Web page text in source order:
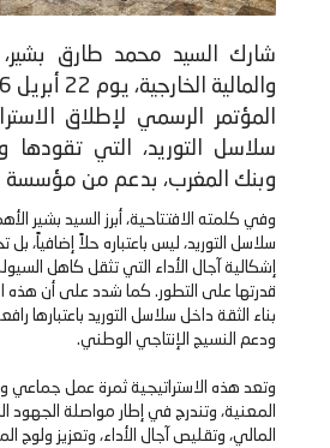
شارك السيد محمد طارق بشير،
المؤتمر الرسمي لإطلاق
سلاسل التوريد، التي تقودها
وبنك المغرب، بدعم من مؤسسة
وفي كلمته الافتتاحية، أبرز السيد بشير
سلاسل التوريد، ليس باعتباره حلاً إضافياً،
إشكالية آجال الأداء التي تثقل كاهل
قدرتها على التطور. كما شدد على أن هذه
بناء الثقة داخل سلاسل التوريد باعتبارها
ودعم النسيج الإنتاجي الوطني.
وتعد هذه الاستراتيجية ثمرة عمل جماعي
المعنية، وتندرج في إطار مواصلة
المالي، وتقليص آجال الأداء، وتعزيز ولوج